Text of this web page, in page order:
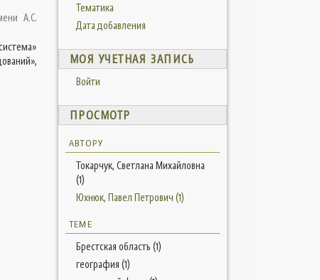
А.С.
Тематика
Дата добавления
МОЯ УЧЕТНАЯ ЗАПИСЬ
Войти
ПРОСМОТР
АВТОРУ
Токарчук, Светлана Михайловна
(1)
Юхнюк, Павел Петрович (1)
ТЕМЕ
Брестская область (1)
география (1)